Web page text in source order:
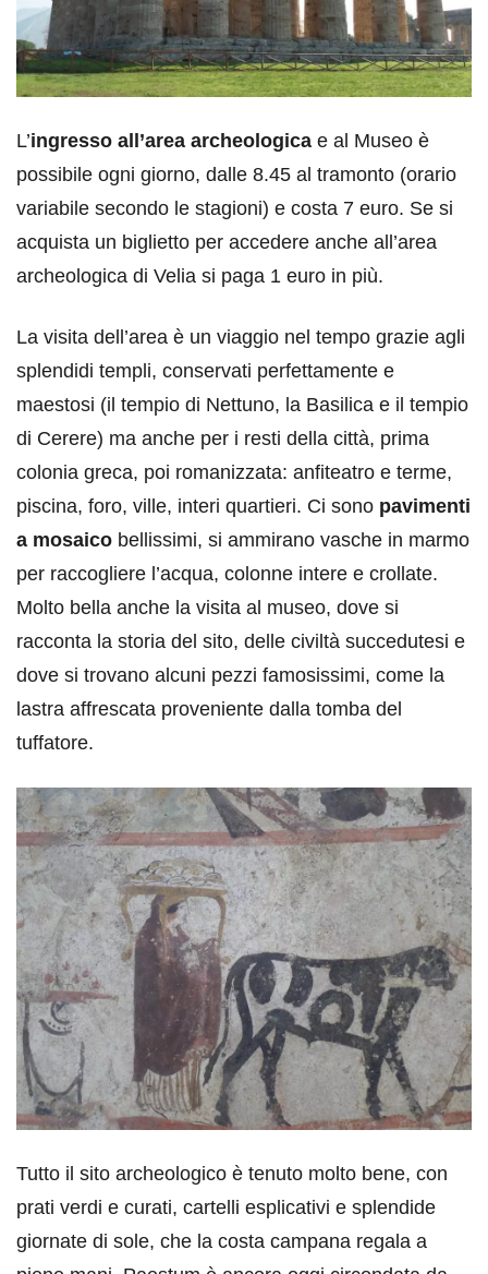
L’ingresso all’area archeologica e al Museo è
possibile ogni giorno, dalle 8.45 al tramonto (orario
variabile secondo le stagioni) e costa 7 euro. Se si
acquista un biglietto per accedere anche all’area
archeologica di Velia si paga 1 euro in più.
La visita dell’area è un viaggio nel tempo grazie agli
splendidi templi, conservati perfettamente e
maestosi (il tempio di Nettuno, la Basilica e il tempio
di Cerere) ma anche per i resti della città, prima
colonia greca, poi romanizzata: anfiteatro e terme,
piscina, foro, ville, interi quartieri. Ci sono pavimenti
a mosaico bellissimi, si ammirano vasche in marmo
per raccogliere l’acqua, colonne intere e crollate.
Molto bella anche la visita al museo, dove si
racconta la storia del sito, delle civiltà succedutesi e
dove si trovano alcuni pezzi famosissimi, come la
lastra affrescata proveniente dalla tomba del
tuffatore.
Tutto il sito archeologico è tenuto molto bene, con
prati verdi e curati, cartelli esplicativi e splendide
giornate di sole, che la costa campana regala a